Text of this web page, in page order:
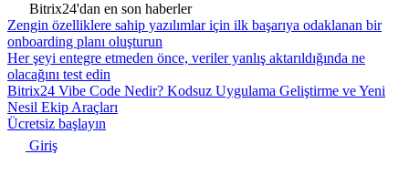
Bitrix24'dan en son haberler
Zengin özelliklere sahip yazılımlar için ilk başarıya odaklanan bir
onboarding planı oluşturun
Her şeyi entegre etmeden önce, veriler yanlış aktarıldığında ne
olacağını test edin
Bitrix24 Vibe Code Nedir? Kodsuz Uygulama Geliştirme ve Yeni
Nesil Ekip Araçları
Ücretsiz başlayın
Giriş